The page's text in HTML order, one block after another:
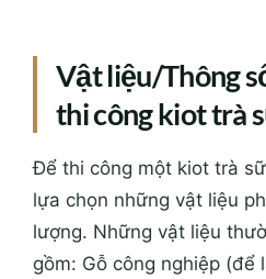
Vật liệu/Thông
thi công kiot trà
Để thi công một kiot trà
lựa chọn những vật liệu
lượng. Những vật liệu
gồm: Gỗ công nghiệp (để